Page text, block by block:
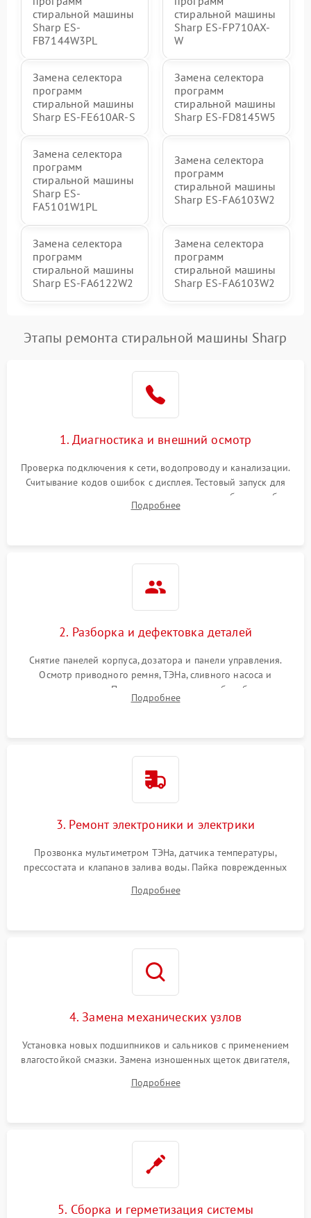
стиральной машины
Sharp ES-
FB7144W3PL
стиральной машины
Sharp ES-FP710AX-
W
Замена селектора
программ
стиральной машины
Sharp ES-FE610AR-S
Замена селектора
программ
стиральной машины
Sharp ES-FD8145W5
Замена селектора
программ
стиральной машины
Sharp ES-
FA5101W1PL
Замена селектора
программ
стиральной машины
Sharp ES-FA6103W2
Замена селектора
программ
стиральной машины
Sharp ES-FA6122W2
Замена селектора
программ
стиральной машины
Sharp ES-FA6103W2
Этапы ремонта стиральной машины Sharp
1. Диагностика и внешний осмотр
Проверка подключения к сети, водопроводу и канализации.
Считывание кодов ошибок с дисплея. Тестовый запуск для
выявления посторонних шумов, протечек или сбоев в работе
электронного модуля управления.
Подробнее
2. Разборка и дефектовка деталей
Снятие панелей корпуса, дозатора и панели управления.
Осмотр приводного ремня, ТЭНа, сливного насоса и
амортизаторов. Проверка подшипников барабана и
крестовины на износ, а манжеты люка на разрывы.
Подробнее
3. Ремонт электроники и электрики
Прозвонка мультиметром ТЭНа, датчика температуры,
прессостата и клапанов залива воды. Пайка поврежденных
Восстановление целостности проводки и контактов.
Подробнее
4. Замена механических узлов
Установка новых подшипников и сальников с применением
влагостойкой смазки. Замена изношенных щеток двигателя,
или поврежденной резиновой манжеты.
Подробнее
5. Сборка и герметизация системы